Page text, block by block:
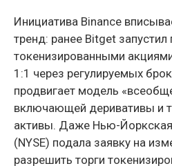
Инициатива Binance
тренд: ранее Bitget
токенизированными
1:1 через регулируемых
продвигает модель
включающей деривативы и
активы. Даже Нью-
(NYSE) подала заявку на
разрешить торги